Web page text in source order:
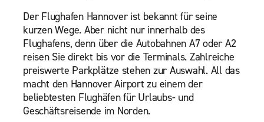
Der Flughafen Hannover ist bekannt für seine
kurzen Wege. Aber nicht nur innerhalb des
Flughafens, denn über die Autobahnen A7 oder A2
reisen Sie direkt bis vor die Terminals. Zahlreiche
preiswerte Parkplätze stehen zur Auswahl. All das
macht den Hannover Airport zu einem der
beliebtesten Flughäfen für Urlaubs- und
Geschäftsreisende im Norden.